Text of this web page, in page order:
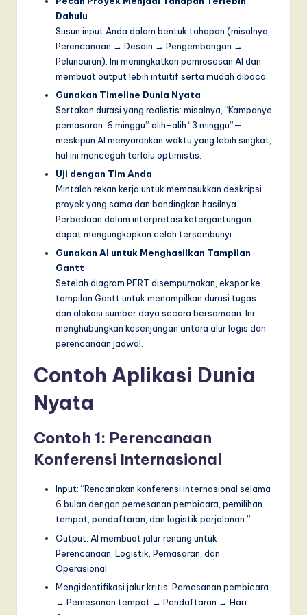
Dahulu
Susun input Anda dalam bentuk tahapan (misalnya,
Perencanaan → Desain → Pengembangan →
Peluncuran). Ini meningkatkan pemrosesan AI dan
membuat output lebih intuitif serta mudah dibaca.
Gunakan Timeline Dunia Nyata
Sertakan durasi yang realistis: misalnya, “Kampanye
pemasaran: 6 minggu” alih-alih “3 minggu”—
meskipun AI menyarankan waktu yang lebih singkat,
hal ini mencegah terlalu optimistis.
Uji dengan Tim Anda
Mintalah rekan kerja untuk memasukkan deskripsi
proyek yang sama dan bandingkan hasilnya.
Perbedaan dalam interpretasi ketergantungan
dapat mengungkapkan celah tersembunyi.
Gunakan AI untuk Menghasilkan Tampilan
Gantt
Setelah diagram PERT disempurnakan, ekspor ke
tampilan Gantt untuk menampilkan durasi tugas
dan alokasi sumber daya secara bersamaan. Ini
menghubungkan kesenjangan antara alur logis dan
perencanaan jadwal.
Contoh Aplikasi Dunia
Nyata
Contoh 1: Perencanaan
Konferensi Internasional
Input: “Rencanakan konferensi internasional selama
6 bulan dengan pemesanan pembicara, pemilihan
tempat, pendaftaran, dan logistik perjalanan.”
Output: AI membuat jalur renang untuk
Perencanaan, Logistik, Pemasaran, dan
Operasional.
Mengidentifikasi jalur kritis: Pemesanan pembicara
→ Pemesanan tempat → Pendaftaran → Hari